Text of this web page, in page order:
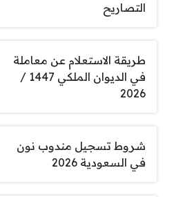
التصاريح
طريقة الاستعلام عن معاملة
في الديوان الملكي 1447 /
2026
شروط تسجيل مندوب نون
في السعودية 2026